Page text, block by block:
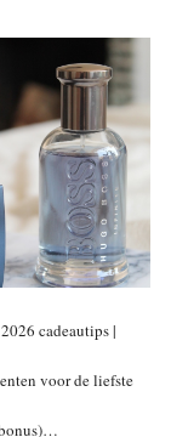
cadeautips |
voor de liefste